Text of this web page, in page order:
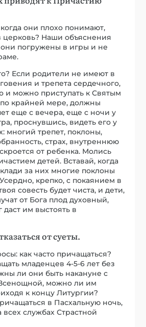
когда они плохо понимают,
церковь? Наши объяснения
погружены в игры и не
Если родители не имеют в
и трепета сердечного,
и можно приступать к Святым
по крайней мере, должны
еще с вечера, еще с ночи у
проснувшись, видеть его у
многий трепет, поклоны,
страх, внутреннюю
от ребенка. Молись
детей. Вставай, когда
клади за них многие поклоны
крепко, с покаянием в
совесть будет чиста, и дети,
от Бога плод духовный,
даст им выстоять в
от суеты.
как часто причащаться?
младенцев 4-5-6 лет без
ли они быть накануне с
можно ли им
к концу Литургии?
в Пасхальную ночь,
службах Страстной